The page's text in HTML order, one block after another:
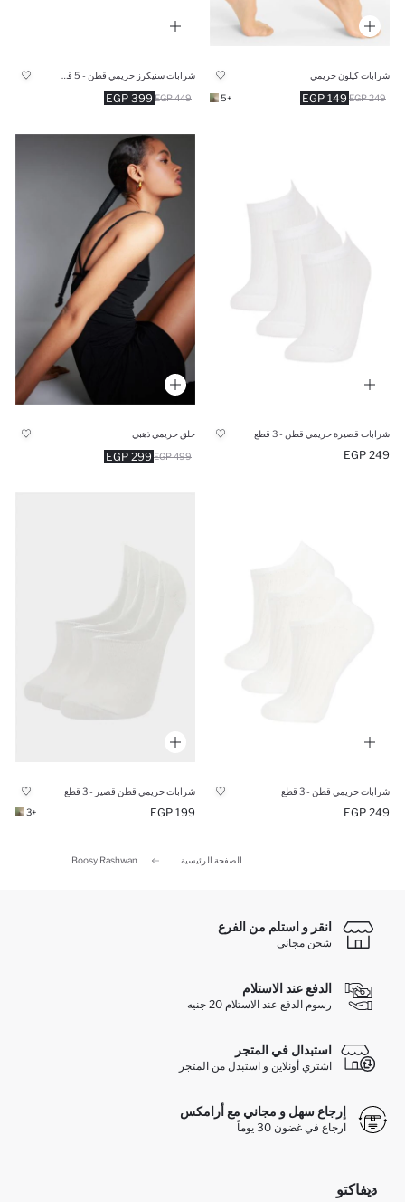
شرابات كيلون حريمي
149 EGP 249 EGP
+5
399 EGP 449 EGP
شرابات قصيرة حريمي قطن - 3 قطع
249 EGP
حلق حريمي ذهبي
299 EGP 499 EGP
شرابات حريمي قطن - 3 قطع
249 EGP
شرابات حريمي قطن قصير - 3 قطع
199 EGP
+3
الصفحة الرئيسية Boosy Rashwan
انقر و استلم من الفرع
شحن مجاني
الدفع عند الاستلام
رسوم الدفع عند الاستلام 20 جنيه
استبدال في المتجر
اشتري أونلاين و استبدل من المتجر
إرجاع سهل و مجاني مع أرامكس
ارجاع في غضون 30 يوماً
ديفاكتو